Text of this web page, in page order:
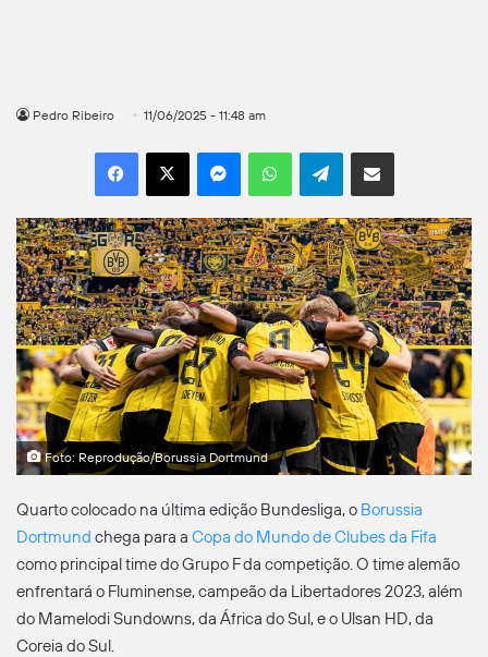
Pedro Ribeiro 11/06/2025 - 11:48 am
Facebook
X MessengerWhatsAppTelegramCompartilhar por e-mail
Foto: Reprodução/Borussia Dortmund
Quarto colocado na última edição Bundesliga, o Borussia
Dortmund chega para a Copa do Mundo de Clubes da Fifa
como principal time do Grupo F da competição. O time alemão
enfrentará o Fluminense, campeão da Libertadores 2023, além
do Mamelodi Sundowns, da África do Sul, e o Ulsan HD, da
Coreia do Sul.